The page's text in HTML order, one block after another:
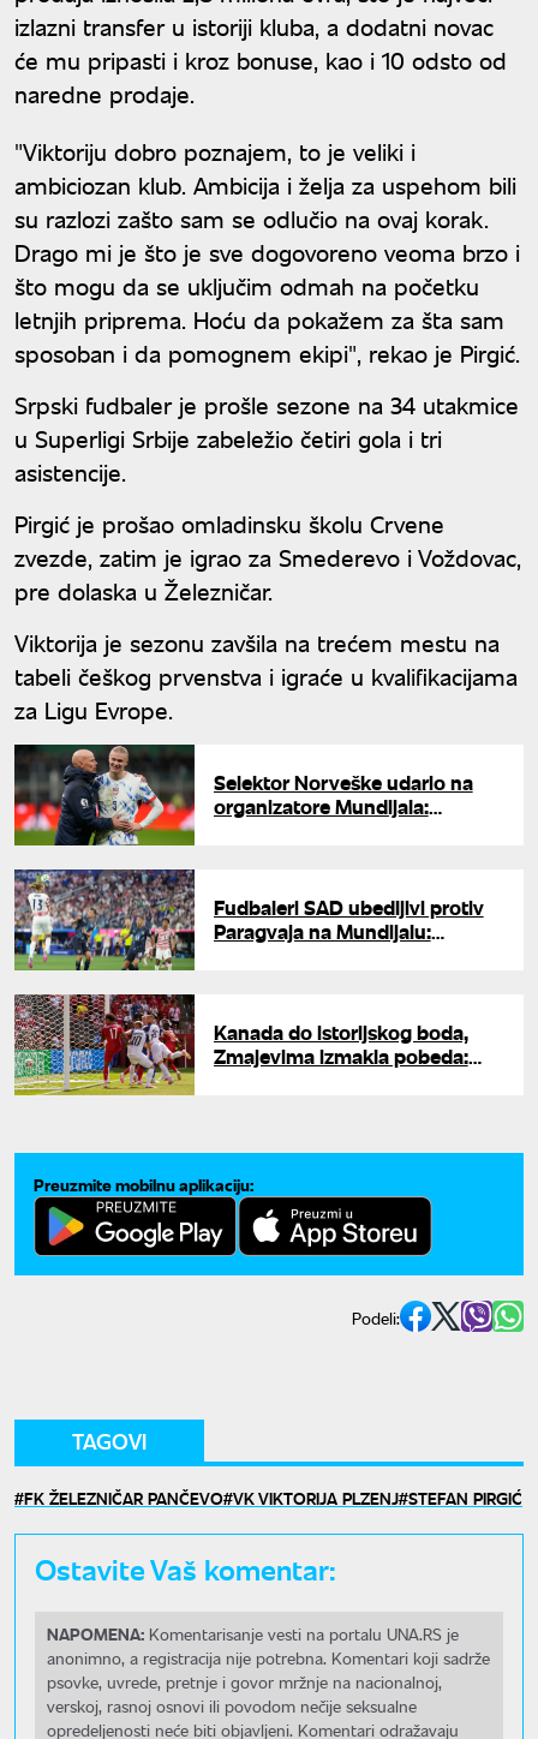
izlazni transfer u istoriji kluba, a dodatni novac
će mu pripasti i kroz bonuse, kao i 10 odsto od
naredne prodaje.
"Viktoriju dobro poznajem, to je veliki i
ambiciozan klub. Ambicija i želja za uspehom bili
su razlozi zašto sam se odlučio na ovaj korak.
Drago mi je što je sve dogovoreno veoma brzo i
što mogu da se uključim odmah na početku
letnjih priprema. Hoću da pokažem za šta sam
sposoban i da pomognem ekipi", rekao je Pirgić.
Srpski fudbaler je prošle sezone na 34 utakmice
u Superligi Srbije zabeležio četiri gola i tri
asistencije.
Pirgić je prošao omladinsku školu Crvene
zvezde, zatim je igrao za Smederevo i Voždovac,
pre dolaska u Železničar.
Viktorija je sezonu zavšila na trećem mestu na
tabeli češkog prvenstva i igraće u kvalifikacijama
za Ligu Evrope.
Selektor Norveške udario na
organizatore Mundijala:
Fudbaleri SAD ubedljivi protiv
Paragvaja na Mundijalu:
Kanada do istorijskog boda,
Zmajevima izmakla pobeda:
Preuzmite mobilnu aplikaciju:
Podeli:
TAGOVI
FK ŽELEZNIČAR PANČEVO VK VIKTORIJA PLZENJ STEFAN PIRGIĆ
Ostavite Vaš komentar:
NAPOMENA: Komentarisanje vesti na portalu UNA.RS je
anonimno, a registracija nije potrebna. Komentari koji sadrže
psovke, uvrede, pretnje i govor mržnje na nacionalnoj,
verskoj, rasnoj osnovi ili povodom nečije seksualne
opredeljenosti neće biti objavljeni. Komentari odražavaju